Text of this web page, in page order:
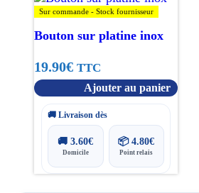
Sur commande - Stock fournisseur
Bouton sur platine inox
19.90€ TTC
Ajouter au panier
🚚 Livraison dès
🚚3.60€
Domicile
📦4.80€
Point relais